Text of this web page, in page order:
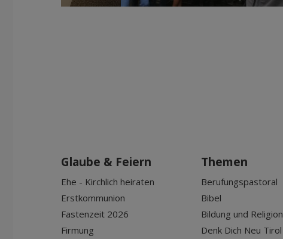
Glaube & Feiern
Ehe - Kirchlich heiraten
Erstkommunion
Fastenzeit 2026
Firmung
Themen
Berufungspastoral
Bibel
Bildung und Religion
Denk Dich Neu Tirol